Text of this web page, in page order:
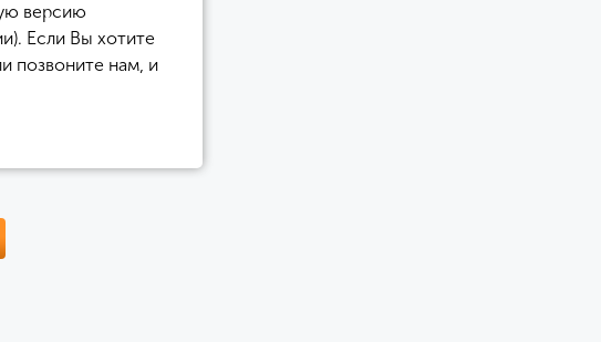
версию
Если Вы хотите
позвоните нам, и